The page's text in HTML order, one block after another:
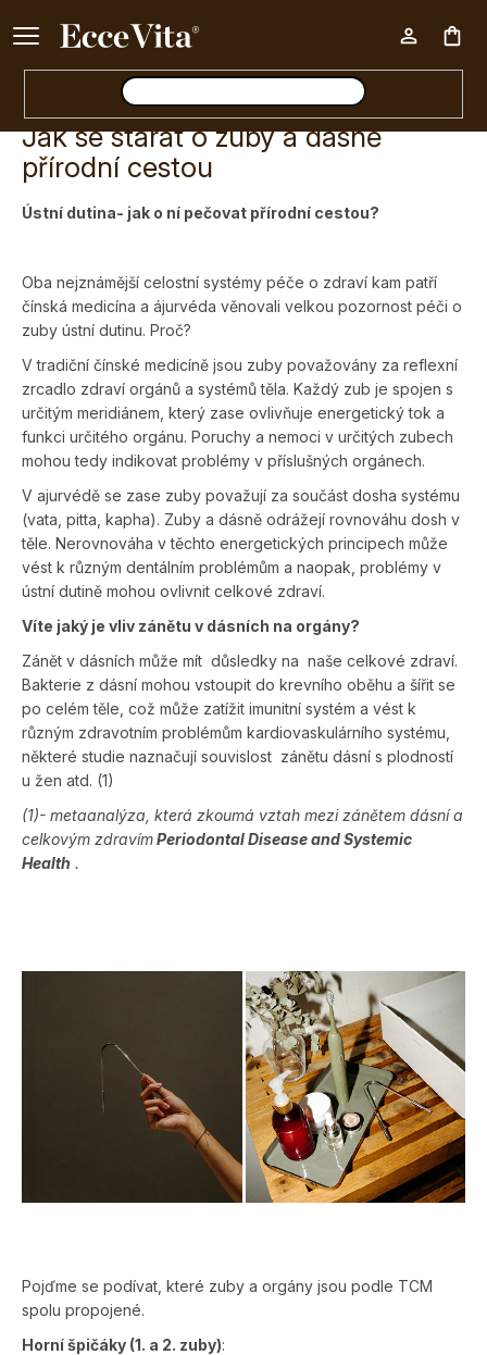
Ke každému nákupu nad 500 Kč dárek zdarma 📦
Jak se starat o zuby a dásně
přírodní cestou
Ústní dutina- jak o ní pečovat přírodní cestou?
Oba nejznámější celostní systémy péče o zdraví kam patří
čínská medicína a ájurvéda věnovali velkou pozornost péči o
zuby ústní dutinu. Proč?
V tradiční čínské medicíně jsou zuby považovány za reflexní
zrcadlo zdraví orgánů a systémů těla. Každý zub je spojen s
určitým meridiánem, který zase ovlivňuje energetický tok a
funkci určitého orgánu. Poruchy a nemoci v určitých zubech
mohou tedy indikovat problémy v příslušných orgánech.
V ajurvédě se zase zuby považují za součást dosha systému
(vata, pitta, kapha). Zuby a dásně odrážejí rovnováhu dosh v
těle. Nerovnováha v těchto energetických principech může
vést k různým dentálním problémům a naopak, problémy v
ústní dutině mohou ovlivnit celkové zdraví.
Víte jaký je vliv zánětu v dásních na orgány?
Zánět v dásních může mít důsledky na naše celkové zdraví.
Bakterie z dásní mohou vstoupit do krevního oběhu a šířit se
po celém těle, což může zatížit imunitní systém a vést k
různým zdravotním problémům kardiovaskulárního systému,
některé studie naznačují souvislost zánětu dásní s plodností
u žen atd. (1)
(1)- metaanalýza, která zkoumá vztah mezi zánětem dásní a
celkovým zdravímPeriodontal Disease and Systemic
Health .
Pojďme se podívat, které zuby a orgány jsou podle TCM
spolu propojené.
Horní špičáky (1. a 2. zuby):